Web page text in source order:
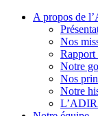
A propos de
Nos
Rapport
Notre
Nos
Notre